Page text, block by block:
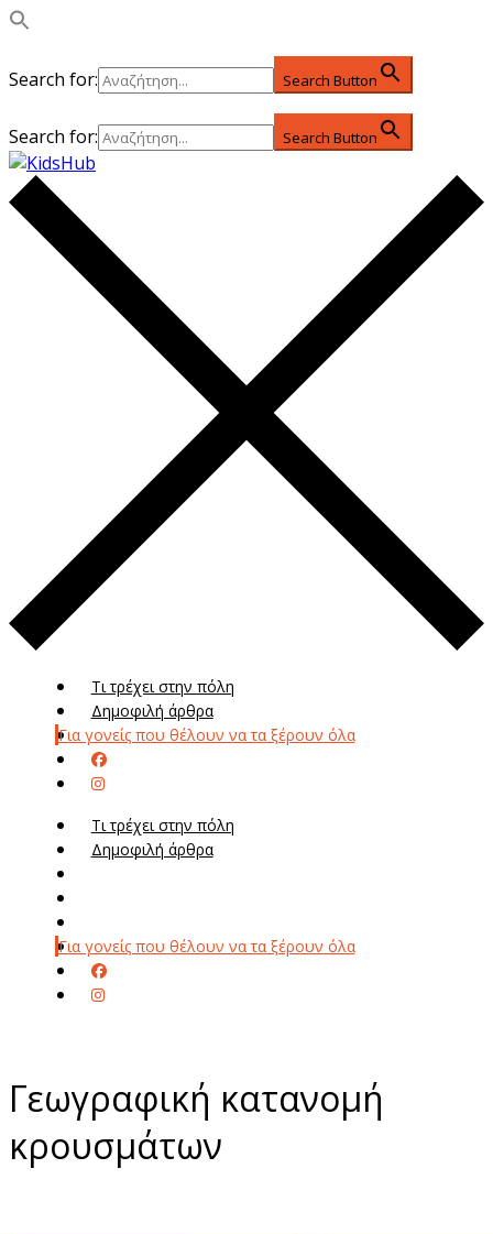
Search for: Search Button
Search for: Search Button
Τι τρέχει στην πόλη
Δημοφιλή άρθρα
Για γονείς που θέλουν να τα ξέρουν όλα
Τι τρέχει στην πόλη
Δημοφιλή άρθρα
Για γονείς που θέλουν να τα ξέρουν όλα
Γεωγραφική κατανομή
κρουσμάτων